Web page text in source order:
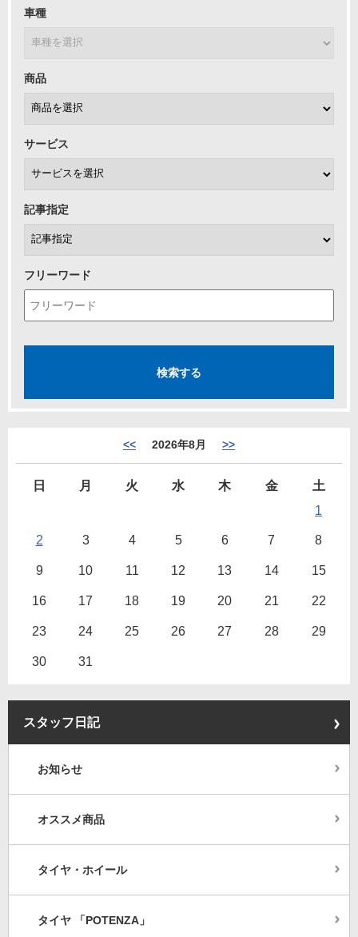
車種
商品
サービス
記事指定
フリーワード
<< 2026年8月 >>
日 月 火 水 木 金
土
1
2 3 4 5 6 7 8
9 10 11 12 13 14 15
16 17 18 19 20 21 22
23 24 25 26 27 28 29
30 31
スタッフ日記
お知らせ
オススメ商品
タイヤ・ホイール
タイヤ 「POTENZA」